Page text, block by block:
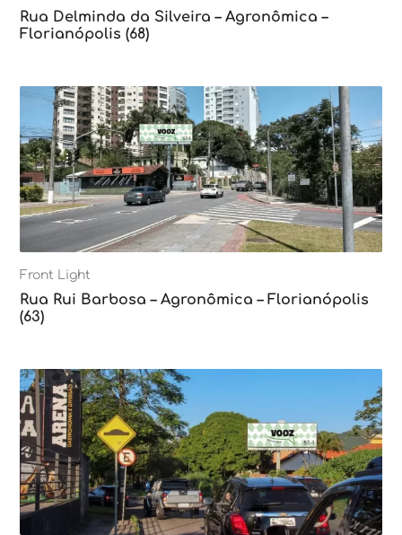
Rua Delminda da Silveira – Agronômica –
Florianópolis (68)
Front Light
Rua Rui Barbosa – Agronômica – Florianópolis
(63)